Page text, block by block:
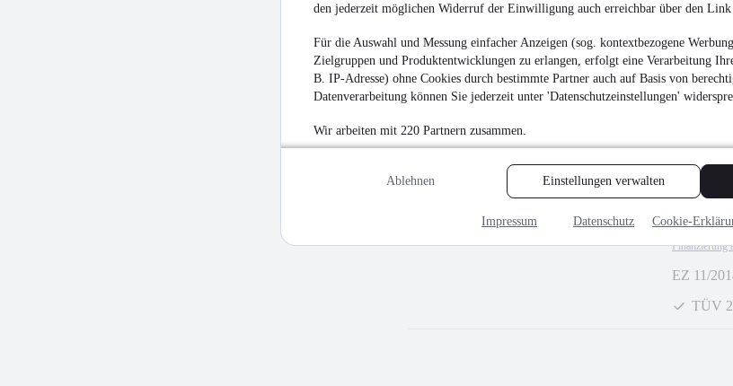
den jederzeit möglichen Widerruf der Einwilligung auch erreichbar über den Link
Für die Auswahl und Messung einfacher Anzeigen (sog. kontextbezogene
Zielgruppen und Produktentwicklungen zu erlangen, erfolgt eine Verarbeitung
B. IP-Adresse) ohne Cookies durch bestimmte Partner auch auf Basis von
Datenverarbeitung können Sie jederzeit unter 'Datenschutzeinstellungen'
Wir arbeiten mit 220 Partnern zusammen.
Ablehnen Einstellungen verwalten
Impressum Datenschutz Cookie-
2.850 €
Finanzierung
EZ 09/
HAND
3.450 €¹
Finanzierung
EZ 11/
TÜV